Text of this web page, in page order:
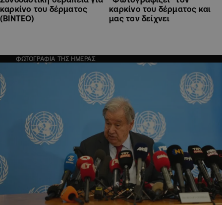
καρκίνο του δέρματος
(ΒΙΝΤΕΟ)
καρκίνο του δέρματος και
μας τον δείχνει
ΦΩΤΟΓΡΑΦΙΑ ΤΗΣ ΗΜΕΡΑΣ